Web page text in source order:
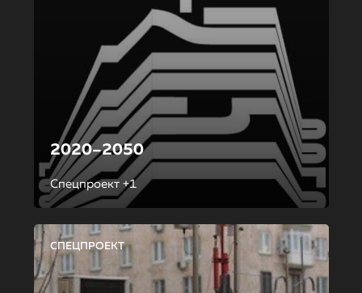
2020–2050
Спецпроект +1
СПЕЦПРОЕКТ